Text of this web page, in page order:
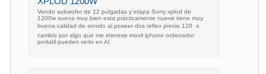
Vendo subwofer de 12 pulgadas y etapa Sony xplod de
1200w suena muy bien esta prácticamente nuevo tiene muy
buena calidad de sonido al poseer dos reflex precio 120  o
cambio por algo que me interese movil iphone ordenador
portatil pueden verlo en Al